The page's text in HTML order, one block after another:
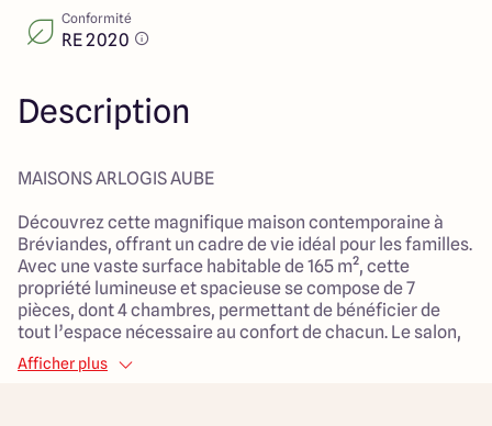
Conformité
RE 2020
Description
MAISONS ARLOGIS AUBE
Découvrez cette magnifique maison contemporaine à
Bréviandes, offrant un cadre de vie idéal pour les familles.
Avec une vaste surface habitable de 165 m², cette
propriété lumineuse et spacieuse se compose de 7
pièces, dont 4 chambres, permettant de bénéficier de
tout l’espace nécessaire au confort de chacun. Le salon,
d’une généreuse superficie de 55 m², invite à la
convivialité et à la détente.
Afficher plus